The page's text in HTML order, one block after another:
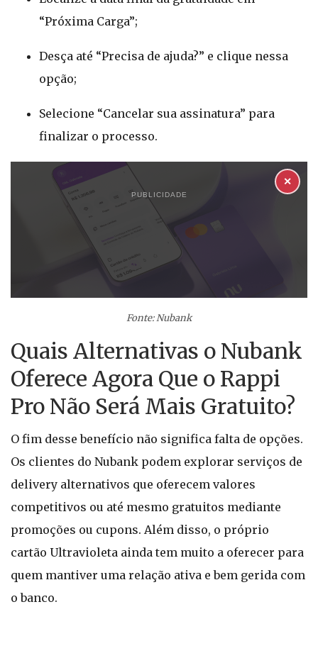
“Próxima Carga”;
Desça até “Precisa de ajuda?” e clique nessa
opção;
Selecione “Cancelar sua assinatura” para
finalizar o processo.
PUBLICIDADE
✕
Fonte: Nubank
Quais Alternativas o Nubank
Oferece Agora Que o Rappi
Pro Não Será Mais Gratuito?
O fim desse benefício não significa falta de opções.
Os clientes do Nubank podem explorar serviços de
delivery alternativos que oferecem valores
competitivos ou até mesmo gratuitos mediante
promoções ou cupons. Além disso, o próprio
cartão Ultravioleta ainda tem muito a oferecer para
quem mantiver uma relação ativa e bem gerida com
o banco.